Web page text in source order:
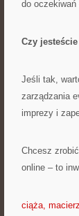
do oczekiwań
Czy
Jeśli tak,
zarządzania
imprezy i
Chcesz
online – to
ciąża,